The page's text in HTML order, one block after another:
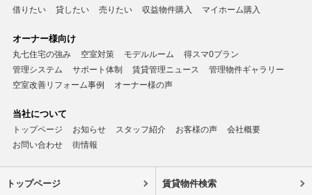
借りたい 貸したい 売りたい 収益物件購入 マイホーム購入
オーナー様向け
丸七住宅の強み 空室対策 モデルルーム
得スマ0プラン
管理システム
サポート体制 賃貸管理ニュース
管理物件ギャラリー
空室改善リフォーム事例
オーナー様の声
当社について
トップページ お知らせ スタッフ紹介 お客様の声
会社概要
お問い合わせ
街情報
トップページ 賃貸物件検索